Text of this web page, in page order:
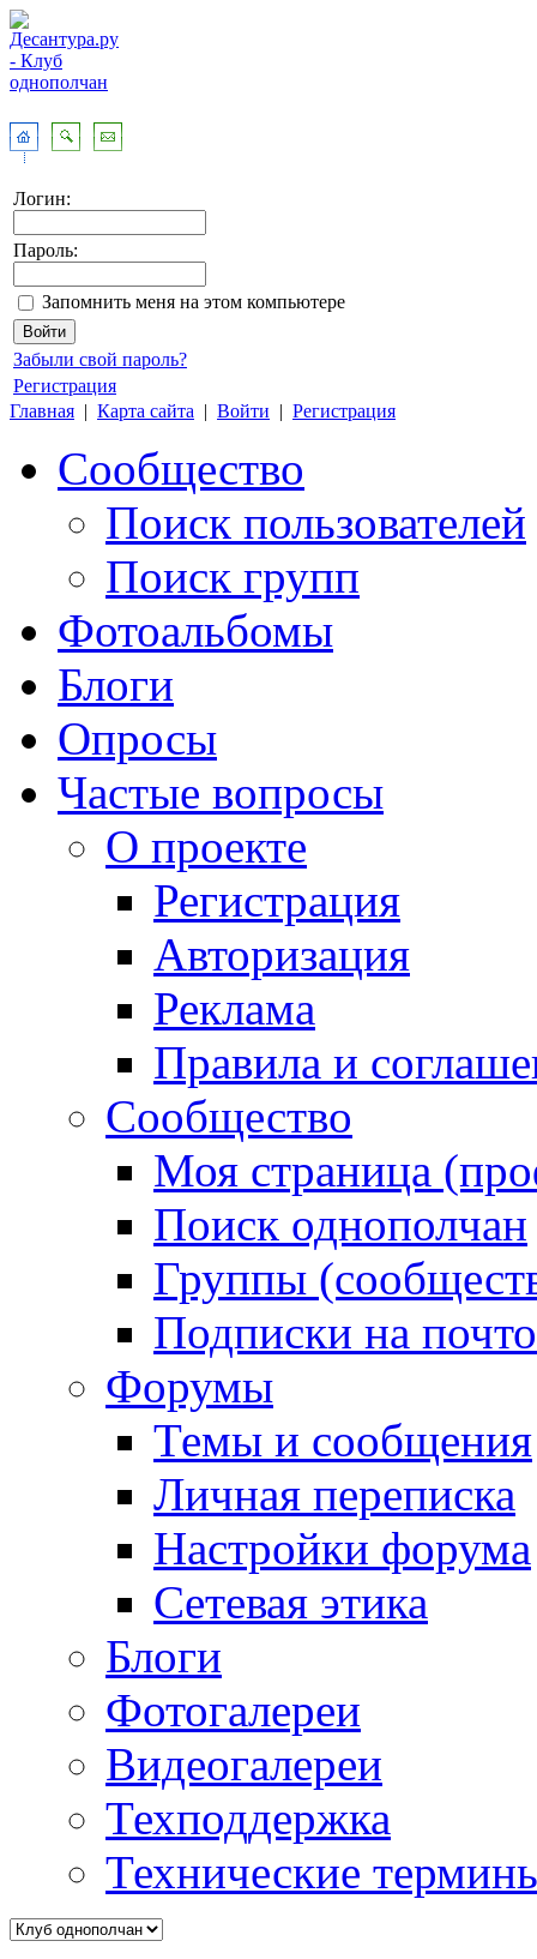
Логин:
Пароль:
Запомнить меня на этом компьютере
Забыли свой пароль?
Регистрация
Главная | Карта сайта | Войти | Регистрация
Сообщество
Поиск пользователей
Поиск групп
Фотоальбомы
Блоги
Опросы
Частые вопросы
О проекте
Регистрация
Авторизация
Реклама
Правила и
Сообщество
Моя страница
Поиск однополчан
Группы
Подписки на
Форумы
Темы и сообщения
Личная переписка
Настройки форума
Сетевая этика
Блоги
Фотогалереи
Видеогалереи
Техподдержка
Технические